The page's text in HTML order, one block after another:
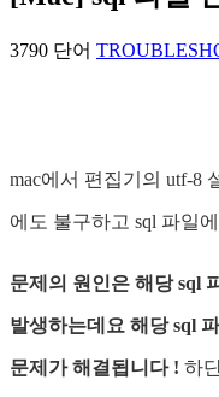
3790 단어
mac에서 편집기의 utf-8
에도 불구하고 sql 파일
문제의 원인은 해당 sql
발생하는데요 해당 sql
문제가 해결됩니다 ! 하